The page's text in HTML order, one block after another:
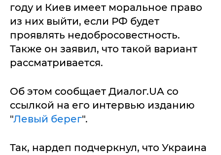
году и Киев имеет моральное право
из них выйти, если РФ будет
проявлять недобросовестность.
Также он заявил, что такой вариант
рассматривается.
Об этом сообщает Диалог.UA со
ссылкой на его интервью изданию
"Левый берег".
Так, нардеп подчеркнул, что Украина